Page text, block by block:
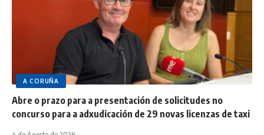
A CORUÑA
Abre o prazo para a presentación de solicitudes no
concurso para a adxudicación de 29 novas licenzas de taxi